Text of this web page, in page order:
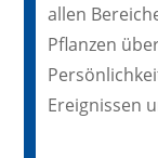
allen
Pflanzen
Ereignissen